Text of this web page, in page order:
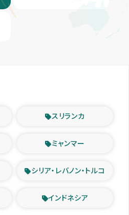
スリランカ
ミャンマー
シリア・レバノン・トルコ
インドネシア